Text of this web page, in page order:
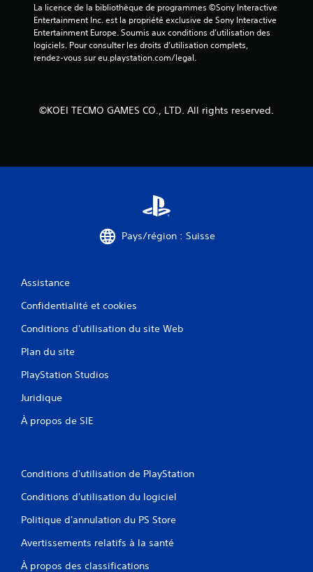
i
La licence de la bibliothèque de programmes ©Sony Interactive
Entertainment Inc. est la propriété exclusive de Sony Interactive
Entertainment Europe. Soumis aux conditions d’utilisation des
logiciels. Pour consulter les droits d’utilisation complets,
rendez-vous sur eu.playstation.com/legal.
©KOEI TECMO GAMES CO., LTD. All rights reserved.
Pays/région : Suisse
Assistance
Confidentialité et cookies
Conditions d'utilisation du site Web
Plan du site
PlayStation Studios
Juridique
À propos de SIE
Conditions d'utilisation de PlayStation
Conditions d'utilisation du logiciel
Politique d'annulation du PS Store
Avertissements relatifs à la santé
À propos des classifications